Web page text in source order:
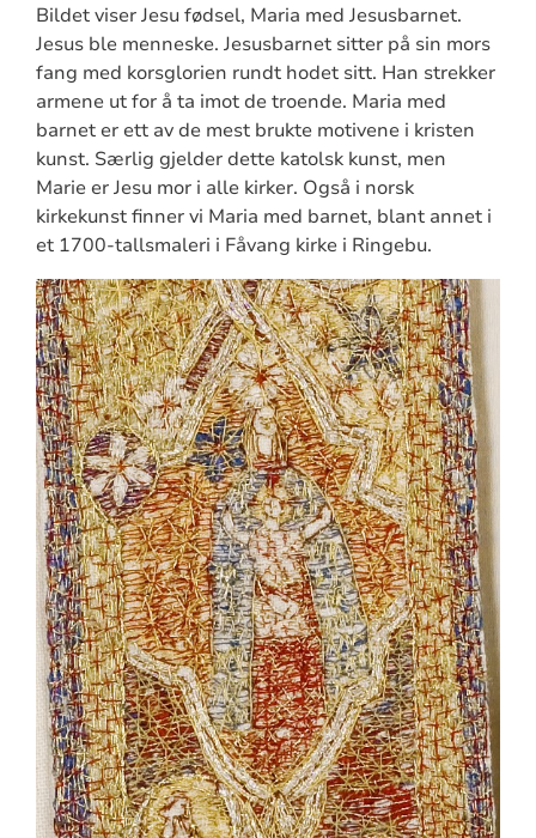
Bildet viser Jesu fødsel, Maria med Jesusbarnet.
Jesus ble menneske. Jesusbarnet sitter på sin mors
fang med korsglorien rundt hodet sitt. Han strekker
armene ut for å ta imot de troende. Maria med
barnet er ett av de mest brukte motivene i kristen
kunst. Særlig gjelder dette katolsk kunst, men
Marie er Jesu mor i alle kirker. Også i norsk
kirkekunst finner vi Maria med barnet, blant annet i
et 1700-tallsmaleri i Fåvang kirke i Ringebu.